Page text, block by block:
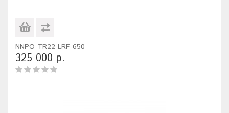
NNPO TR22-LRF-650
325 000 р.